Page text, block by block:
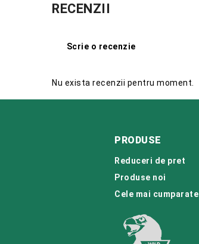
RECENZII
Scrie o recenzie
Nu exista recenzii pentru moment.
PRODUSE
Reduceri de pret
Produse noi
Cele mai cumparate